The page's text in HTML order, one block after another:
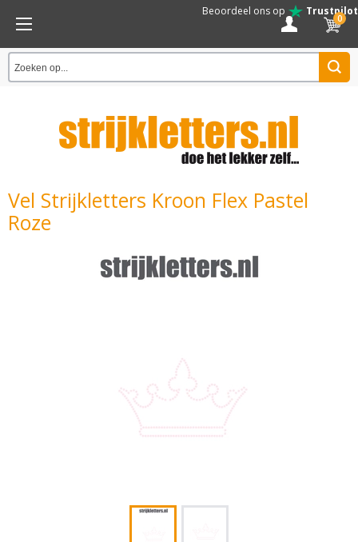
Beoordeel ons op Trustpilot
0
Vel Strijkletters Kroon Flex Pastel
Roze